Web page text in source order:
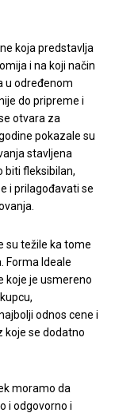
koja predstavlja
i na koji način
u određenom
do pripreme i
otvara za
pokazale su
stavljena
biti fleksibilan,
i prilagođavati se
su težile ka tome
Forma Ideale
koje je usmereno
odnos cene i
koje se dodatno
moramo da
i odgovorno i